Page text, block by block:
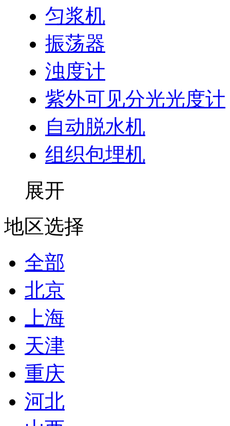
匀浆机
振荡器
浊度计
紫外可见分光光度计
自动脱水机
组织包埋机
展开
地区选择
全部
北京
上海
天津
重庆
河北